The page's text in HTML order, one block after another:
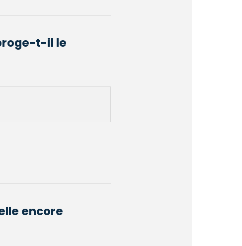
t-il le
encore